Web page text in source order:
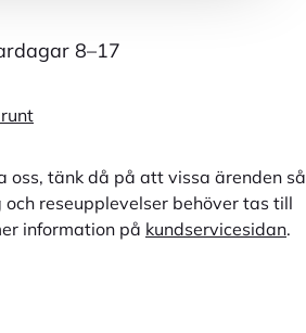
8–17
oss, tänk då på att vissa ärenden så
reseupplevelser behöver tas till
information på kundservicesidan.